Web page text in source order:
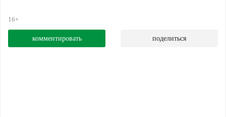
16+
комментировать поделиться